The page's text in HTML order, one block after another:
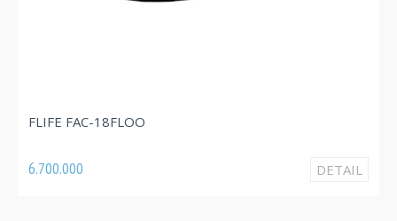
FLIFE FAC-18FLOO
6.700.000 DETAIL